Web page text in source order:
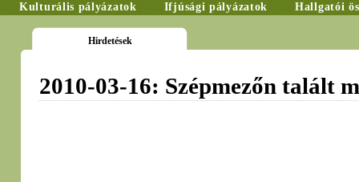
Kulturális pályázatok
Ifjúsági pályázatok Hallgatói
Hirdetések
2010-03-16: Szépmezőn talált